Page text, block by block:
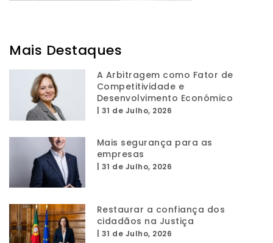
Mais Destaques
A Arbitragem como Fator de
Competitividade e
Desenvolvimento Económico
31 de Julho, 2026
Mais segurança para as
empresas
31 de Julho, 2026
Restaurar a confiança dos
cidadãos na Justiça
31 de Julho, 2026